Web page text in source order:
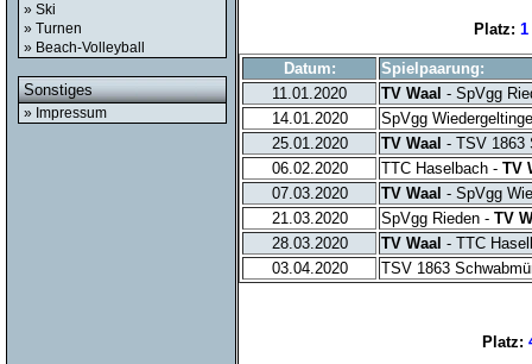
» Ski
» Turnen
» Beach-Volleyball
Sonstiges
» Impressum
Platz: 1
Datum:
Spielpaarung:
11.01.2020
TV Waal - SpVgg
14.01.2020
SpVgg
25.01.2020
TV Waal - TSV 1863
06.02.2020
TTC Haselbach - TV
07.03.2020
TV Waal - SpVgg
21.03.2020
SpVgg Rieden - TV
28.03.2020
TV Waal - TTC
03.04.2020
TSV 1863
Platz: